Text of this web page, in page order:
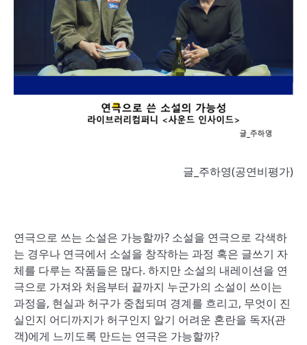
글_주하영(공연비평가)
연극으로 쓰는 소설은 가능할까? 소설을 연극으로 각색하
는 경우나 연극에서 소설을 창작하는 과정 혹은 글쓰기 자
체를 다루는 작품들은 많다. 하지만 소설의 내레이션을 연
극으로 가져와 처음부터 끝까지 누군가의 소설이 쓰이는
과정을, 현실과 허구가 중첩되며 경계를 흐리고, 무엇이 진
실인지 어디까지가 허구인지 알기 어려운 혼란을 독자(관
객)에게 느끼도록 만드는 연극은 가능할까?